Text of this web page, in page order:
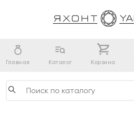
Главная Каталог Корзина